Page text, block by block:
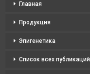
Главная
Продукция
Эпигенетика
Список всех публикаций